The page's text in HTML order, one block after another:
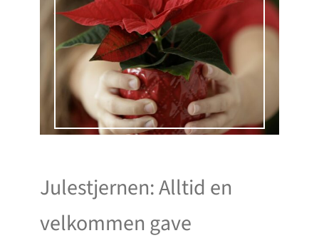
Julestjernen: Alltid en
velkommen gave